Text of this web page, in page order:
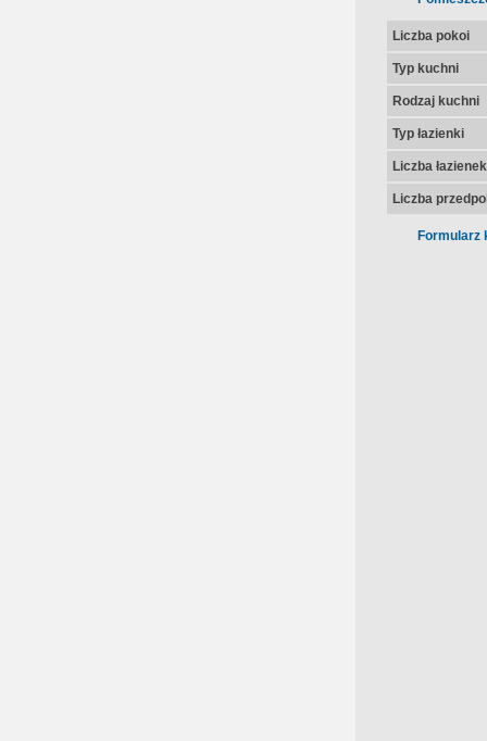
Liczba pokoi
Typ kuchni
Rodzaj kuchni
Typ łazienki
Liczba łazienek
Liczba
Formularz